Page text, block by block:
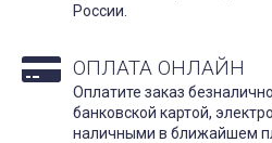
России.
ОПЛАТА ОНЛАЙН
Оплатите заказ
банковской картой,
наличными в ближайшем